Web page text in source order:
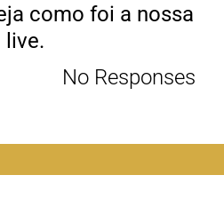
como foi a nossa
live.
No Responses